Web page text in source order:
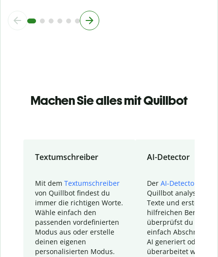
Machen Sie alles mit Quillbot
Textumschreiber
Mit dem Textumschreiber
von Quillbot findest du
immer die richtigen Worte.
Wähle einfach den
passenden vordefinierten
Modus aus oder erstelle
deinen eigenen
personalisierten Modus.
AI-Detector
Der AI-Detector
Quillbot analysiert
Texte und erstellt
hilfreichen Bericht.
überprüfst du
einfach Abschnitte,
AI generiert oder
überarbeitet wurden.